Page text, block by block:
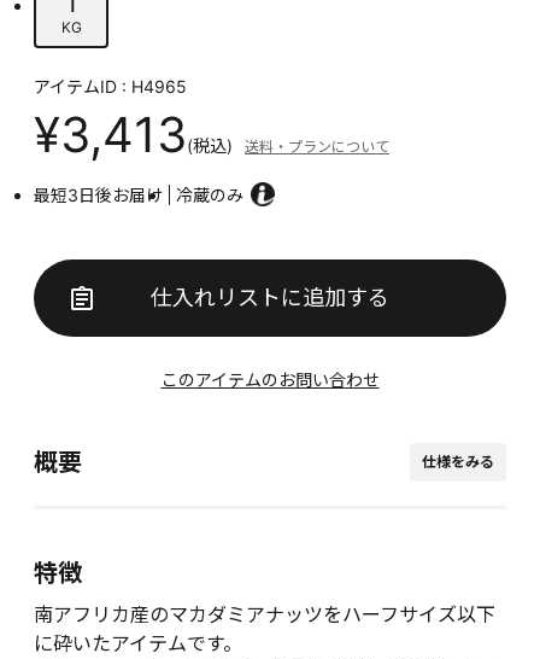
KG
アイテムID : H4965
¥3,413(税込) 送料・プランについて
最短3日後お届け 冷蔵のみ
仕入れリストに追加する
このアイテムのお問い合わせ
概要 仕様をみる
特徴
南アフリカ産のマカダミアナッツをハーフサイズ以下
に砕いたアイテムです。